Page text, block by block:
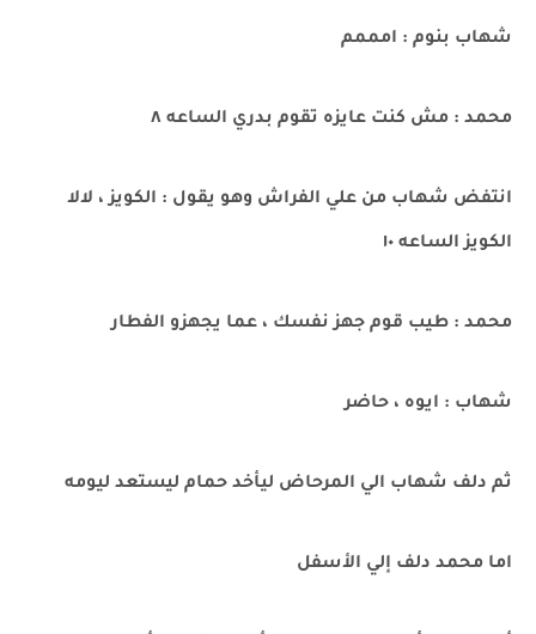
شهاب بنوم : امممم
محمد : مش كنت عايزه تقوم بدري الساعه ٨
انتفض شهاب من علي الفراش وهو يقول : الكويز ، لالا
الكويز الساعه ١٠
محمد : طيب قوم جهز نفسك ، عما يجهزو الفطار
شهاب : ايوه ، حاضر
ثم دلف شهاب الي المرحاض ليأخد حمام ليستعد ليومه
اما محمد دلف إلي الأسفل